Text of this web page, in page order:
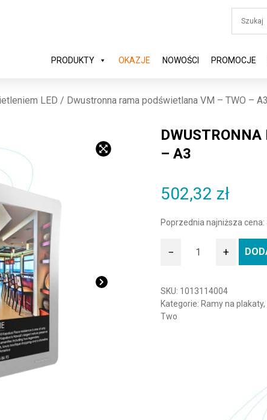
PRODUKTY OKAZJE NOWOŚCI PROMOCJE
LED / Dwustronna rama podświetlana VM – TWO – A3
– A3
502,32 zł
Poprzednia najniższa cena:
ilość Dwustronna rama
− +
SKU: 1013114004
Kategorie: Ramy na plakaty,
Two